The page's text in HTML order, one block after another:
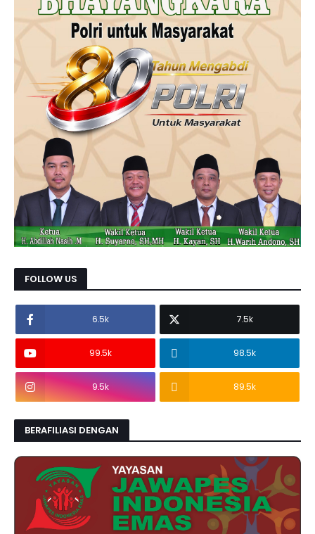
FOLLOW US
6.5k 7.5k
99.5k 98.5k
9.5k 89.5k
BERAFILIASI DENGAN